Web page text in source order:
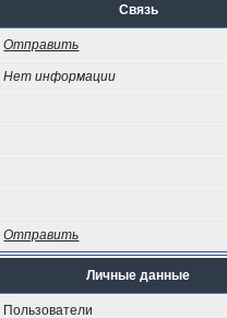
Связь
Отправить
Нет информации
Отправить
Личные данные
Пользователи